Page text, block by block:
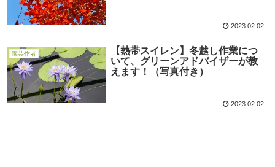
2023.02.02
園芸作者
【熱帯スイレン】冬越し作業につ
いて、グリーンアドバイザーが教
えます！（写真付き）
2023.02.02